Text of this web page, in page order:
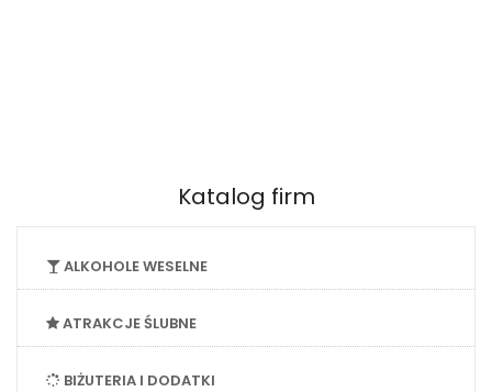
Katalog firm
ALKOHOLE WESELNE
ATRAKCJE ŚLUBNE
BIŻUTERIA I DODATKI